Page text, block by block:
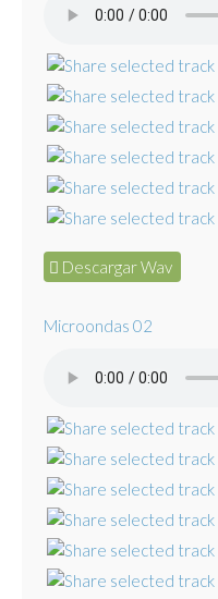
Descargar Wav
Microondas 02